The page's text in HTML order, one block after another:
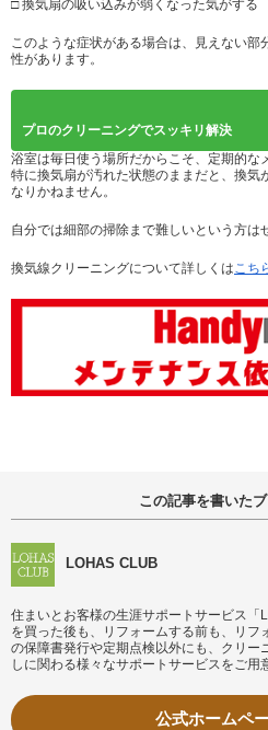
□ 換気扇の吸い込みが弱くなった気がする
このような症状がある場合は、見えない
性があります。
プロのクリーニングでスッキリ解決
浴室は毎日使う場所だからこそ、定期的な
特に換気扇が汚れた状態のままだと、換気
なりかねません。
自分では細部の掃除まで難しいという方
換気線クリーニングについて詳しくはこち
この記事を書いた
LOHAS CLUB
住まいとお客様の生涯サポートサービス「
を買った後も、リフォームする前も、リ
の保障書発行や定期点検以外にも、クリー
しに関わる様々なサポートサービスをご用
公式ホームペ